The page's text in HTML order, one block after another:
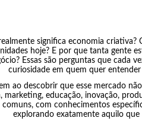
significa economia criativa?
hoje? E por que tanta gente
Essas são perguntas que cada
curiosidade em quem quer
ao descobrir que esse mercado
marketing, educação, inovação,
comuns, com conhecimentos
explorando exatamente aquilo que